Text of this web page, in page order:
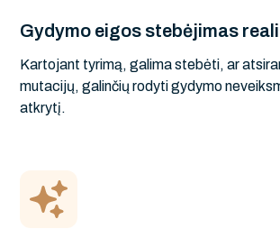
Gydymo eigos stebėjimas
Kartojant tyrimą, galima stebėti, ar
mutacijų, galinčių rodyti gydymo
atkrytį.